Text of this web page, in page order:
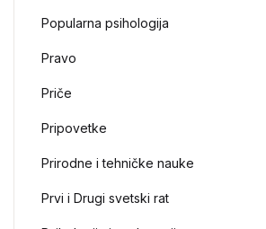
Popularna psihologija
Pravo
Priče
Pripovetke
Prirodne i tehničke nauke
Prvi i Drugi svetski rat